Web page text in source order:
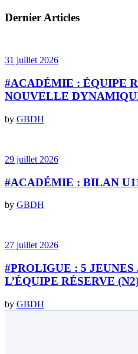
Dernier Articles
31 juillet 2026
#ACADÉMIE : ÉQUIPE
NOUVELLE
by GBDH
29 juillet 2026
#ACADÉMIE : BILAN
by GBDH
27 juillet 2026
#PROLIGUE : 5 JEUNES
L’ÉQUIPE RÉSERVE
by GBDH